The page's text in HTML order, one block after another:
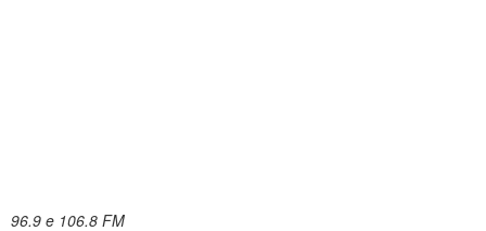
96.9 e 106.8 FM